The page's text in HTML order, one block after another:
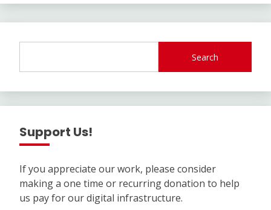
Search
Support Us!
If you appreciate our work, please consider
making a one time or recurring donation to help
us pay for our digital infrastructure.